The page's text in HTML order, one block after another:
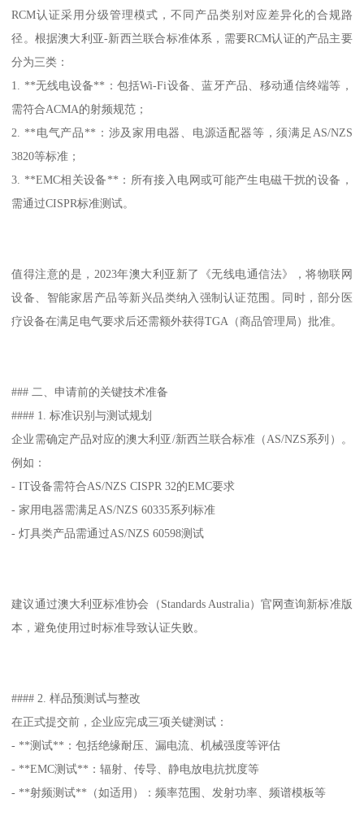
RCM认证采用分级管理模式，不同产品类别对应差异化的合规路
径。根据澳大利亚-新西兰联合标准体系，需要RCM认证的产品主要
分为三类：
1. **无线电设备**：包括Wi-Fi设备、蓝牙产品、移动通信终端等，
需符合ACMA的射频规范；
2. **电气产品**：涉及家用电器、电源适配器等，须满足AS/NZS
3820等标准；
3. **EMC相关设备**：所有接入电网或可能产生电磁干扰的设备，
需通过CISPR标准测试。
值得注意的是，2023年澳大利亚新了《无线电通信法》，将物联网
设备、智能家居产品等新兴品类纳入强制认证范围。同时，部分医
疗设备在满足电气要求后还需额外获得TGA（商品管理局）批准。
### 二、申请前的关键技术准备
#### 1. 标准识别与测试规划
企业需确定产品对应的澳大利亚/新西兰联合标准（AS/NZS系列）。
例如：
- IT设备需符合AS/NZS CISPR 32的EMC要求
- 家用电器需满足AS/NZS 60335系列标准
- 灯具类产品需通过AS/NZS 60598测试
建议通过澳大利亚标准协会（Standards Australia）官网查询新标准版
本，避免使用过时标准导致认证失败。
#### 2. 样品预测试与整改
在正式提交前，企业应完成三项关键测试：
- **测试**：包括绝缘耐压、漏电流、机械强度等评估
- **EMC测试**：辐射、传导、静电放电抗扰度等
- **射频测试**（如适用）：频率范围、发射功率、频谱模板等